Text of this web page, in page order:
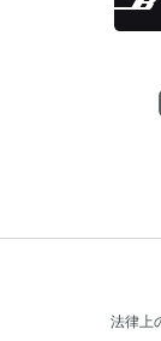
法律上